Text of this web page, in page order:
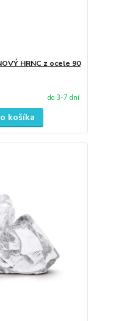
HRNC z ocele 90
do 3-7 dní
košíka